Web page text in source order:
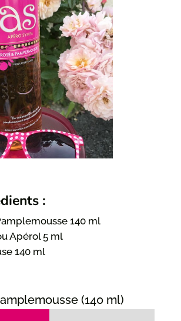
:
140 ml
Apérol 5 ml
140 ml
(140 ml)